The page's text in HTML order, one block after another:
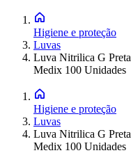
Higiene e proteção
Luvas
Luva Nitrilica G Preta
Medix 100 Unidades
Higiene e proteção
Luvas
Luva Nitrilica G Preta
Medix 100 Unidades